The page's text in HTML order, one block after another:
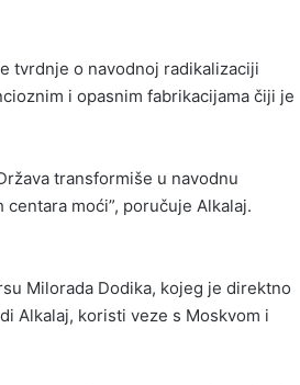
tvrdnje o navodnoj radikalizaciji
i opasnim fabrikacijama čiji je
transformiše u navodnu
moći”, poručuje Alkalaj.
Milorada Dodika, kojeg je direktno
Alkalaj, koristi veze s Moskvom i